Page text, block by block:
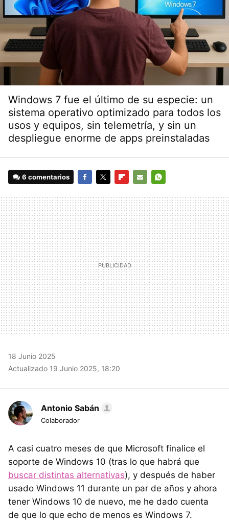
Windows 7 fue el último de su especie: un
sistema operativo optimizado para todos los
usos y equipos, sin telemetría, y sin un
despliegue enorme de apps preinstaladas
6 comentarios
MAIL
18 Junio 2025
Actualizado 19 Junio 2025, 18:20
Antonio Sabán
Colaborador
A casi cuatro meses de que Microsoft finalice el
soporte de Windows 10 (tras lo que habrá que
buscar distintas alternativas), y después de haber
usado Windows 11 durante un par de años y ahora
tener Windows 10 de nuevo, me he dado cuenta
de que lo que echo de menos es Windows 7.